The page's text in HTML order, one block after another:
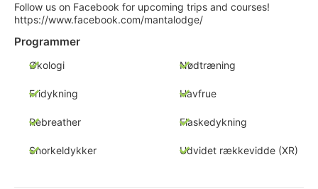
Follow us on Facebook for upcoming trips and courses!
https://www.facebook.com/mantalodge/
Programmer
Økologi Nødtræning
Fridykning Havfrue
Rebreather Flaskedykning
Snorkeldykker Udvidet rækkevidde (XR)